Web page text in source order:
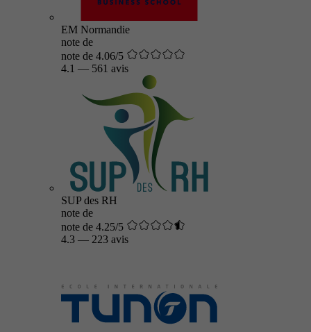
EM Normandie
note de
note de 4.06/5
4.1 — 561 avis
SUP des RH
note de
note de 4.25/5
4.3 — 223 avis